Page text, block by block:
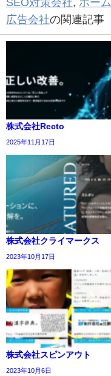
SEO対策会社, ホー
広告会社の関連記事
株式会社Recto
2025年11月17日
株式会社クライマークス
2023年10月17日
株式会社スピンアウト
2023年10月6日